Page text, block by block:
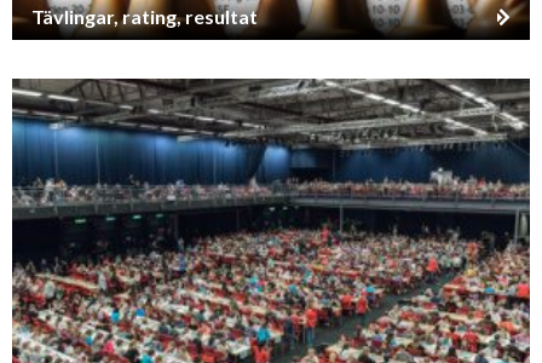
Tävlingar, rating, resultat